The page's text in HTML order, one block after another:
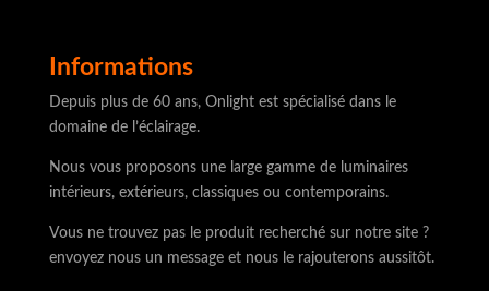
Informations
Depuis plus de 60 ans, Onlight est spécialisé dans le
domaine de l’éclairage.
Nous vous proposons une large gamme de luminaires
intérieurs, extérieurs, classiques ou contemporains.
Vous ne trouvez pas le produit recherché sur notre site ?
envoyez nous un message et nous le rajouterons aussitôt.